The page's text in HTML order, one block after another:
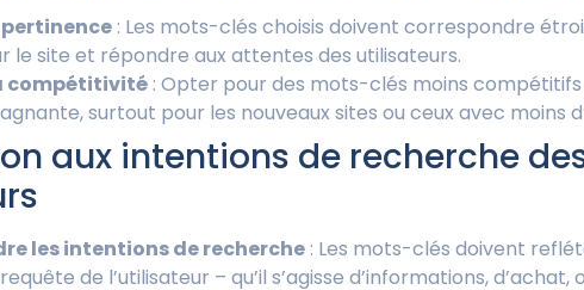
: Les mots-clés choisis doivent correspondre
le site et répondre aux attentes des utilisateurs.
compétitivité : Opter pour des mots-clés moins
surtout pour les nouveaux sites ou ceux avec moins
aux intentions de recherche
les intentions de recherche : Les mots-clés doivent
de l’utilisateur – qu’il s’agisse d’informations, d’achat,